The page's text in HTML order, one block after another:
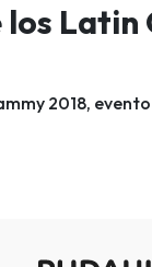
los Latin
2018,